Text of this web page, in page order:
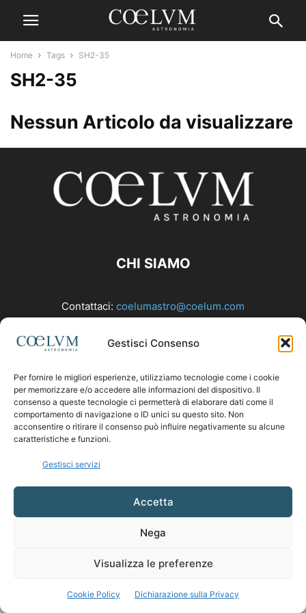
Gestisci Consenso
Per fornire le migliori esperienze, utilizziamo tecnologie come i cookie
per memorizzare e/o accedere alle informazioni del dispositivo. Il
consenso a queste tecnologie ci permetterà di elaborare dati come il
comportamento di navigazione o ID unici su questo sito. Non
acconsentire o ritirare il consenso può influire negativamente su alcune
caratteristiche e funzioni.
Gestisci servizi
Accetta
Nega
Visualizza le preferenze
Cookie Policy Dichiarazione sulla Privacy
Home Tags SH2-35
SH2-35
Nessun Articolo da visualizzare
CHI SIAMO
Contattaci: coelumastro@coelum.com
SEGUICI